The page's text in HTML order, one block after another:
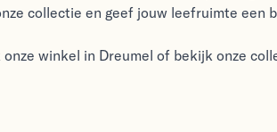
collectie en geef jouw leefruimte een
winkel in Dreumel of bekijk onze